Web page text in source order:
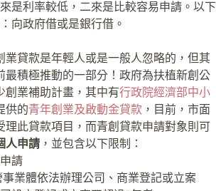
是利率較低，二來是比較容易申請。以下
向政府借或是銀行借。
業貸款是年輕人或是一般人忽略的，但其
最積極推動的一部分！政府為扶植新創公
創業補助計畫，其中有行政院經濟部中小
供的青年創業及啟動金貸款 ，目前，市面
理此貸款項目，而青創貸款申請對象則可
人申請 ，並包含以下限制：
請
業體依法辦理公司、商業登記或立案